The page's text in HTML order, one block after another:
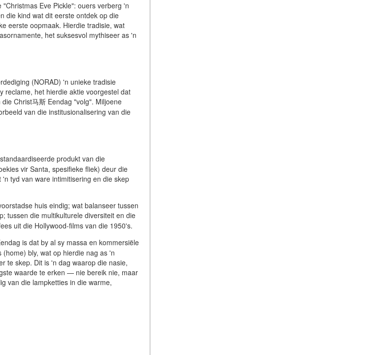
Eve Pickle": ouers verberg 'n
die kind wat dit eerste ontdek op die
eerste oopmaak. Hierdie tradisie, wat
het suksesvol mythiseer as 'n
(NORAD) 'n unieke tradisie
reclame, het hierdie aktie voorgestel dat
Christ马斯 Eendag "volg". Miljoene
van die institusionalisering van die
produkt van die
vir Santa, spesifieke fliek) deur die
tyd van ware intimitisering en die skep
huis eindig; wat balanseer tussen
tussen die multikulturele diversiteit en die
uit die Hollywood-films van die 1950's.
is dat by al sy massa en kommersiële
bly, wat op hierdie nag as 'n
te skep. Dit is 'n dag waarop die nasie,
waarde te erken — nie bereik nie, maar
van die lampketties in die warme,